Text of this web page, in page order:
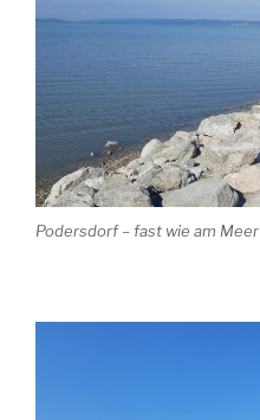
Podersdorf – fast wie am Meer